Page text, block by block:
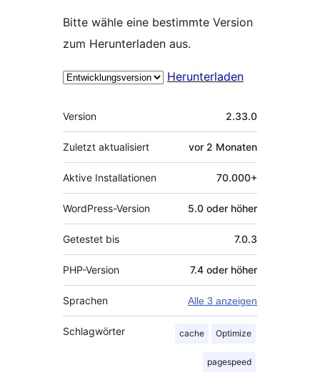
Bitte wähle eine bestimmte Version
zum Herunterladen aus.
Herunterladen
Meta
Version 2.33.0
Zuletzt aktualisiert vor 2 Monaten
Aktive Installationen 70.000+
WordPress-Version 5.0 oder höher
Getestet bis 7.0.3
PHP-Version 7.4 oder höher
Sprachen Alle 3 anzeigen
Schlagwörter cache Optimize
pagespeed